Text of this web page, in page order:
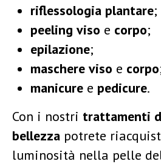
riflessologia plantare;
peeling viso e corpo;
epilazione;
maschere viso e corpo
manicure e pedicure.
Con i nostri trattamenti
bellezza potrete
luminosità nella pelle